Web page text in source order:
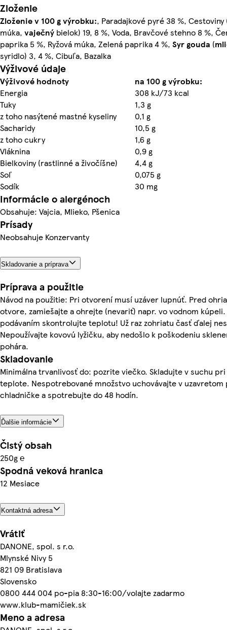
Zloženie
Zloženie v 100 g výrobku:, Paradajkové pyré 38 %, Cestoviny
múka, vaječný bielok) 19, 8 %, Voda, Bravčové stehno 8 %,
paprika 5 %, Ryžová múka, Zelená paprika 4 %, Syr gouda (
syridlo) 3, 4 %, Cibuľa, Bazalka
Výživové údaje
Výživové hodnoty
na 100 g výrobku:
Energia
308 kJ/73 kcal
Tuky
1,3 g
z toho nasýtené mastné kyseliny
0,1 g
Sacharidy
10,5 g
z toho cukry
1,6 g
Vláknina
0,9 g
Bielkoviny (rastlinné a živočíšne)
4,4 g
Soľ
0,075 g
Sodík
30 mg
Informácie o alergénoch
Obsahuje: Vajcia, Mlieko, Pšenica
Prísady
Neobsahuje Konzervanty
Skladovanie a príprava
Príprava a použitie
Návod na použitie: Pri otvorení musí uzáver lupnúť. Pred
otvore, zamiešajte a ohrejte (nevariť) napr. vo vodnom
podávaním skontrolujte teplotu! Už raz zohriatu časť ďalej
Nepoužívajte kovovú lyžičku, aby nedošlo k poškodeniu
pohára.
Skladovanie
Minimálna trvanlivosť do: pozrite viečko. Skladujte v suchu
teplote. Nespotrebované množstvo uchovávajte v uzavretom
chladničke a spotrebujte do 48 hodín.
Ďalšie informácie
Čistý obsah
250g ℮
Spodná veková hranica
12 Mesiace
Kontaktná adresa
Vrátiť
DANONE, spol. s r.o.
Mlynské Nivy 5
821 09 Bratislava
Slovensko
0800 444 004 po-pia 8:30-16:00/volajte zadarmo
www.klub-mamičiek.sk
Meno a adresa